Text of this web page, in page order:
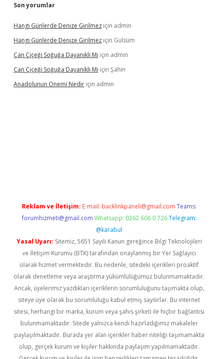
Son yorumlar
Hangi Günlerde Denize Girilmez için admin
Hangi Günlerde Denize Girilmez için Gülsüm
Çan Çiçeği Soğuğa Dayanıklı Mı için admin
Çan Çiçeği Soğuğa Dayanıklı Mı için Şahin
Anadolunun Onemi Nedir için admin
Reklam ve İletişim: E-mail: backlinkpaneli@gmail.com Teams:
forumhizmeti@gmail.com Whatsapp: 0262 606 0 726 Telegram:
@karabul
Yasal Uyarı: Sitemiz, 5651 Sayılı Kanun gereğince Bilgi Teknolojileri
ve İletişim Kurumu (BTK) tarafından onaylanmış bir Yer Sağlayıcı
olarak hizmet vermektedir. Bu nedenle, sitedeki içerikleri proaktif
olarak denetleme veya araştırma yükümlülüğümüz bulunmamaktadır.
Ancak, üyelerimiz yazdıkları içeriklerin sorumluluğunu taşımakta olup,
siteye üye olarak bu sorumluluğu kabul etmiş sayılırlar. Bu internet
sitesi, herhangi bir marka, kurum veya şahıs şirketi ile hiçbir bağlantısı
bulunmamaktadır. Sitede yalnızca kendi hazırladığımız makaleler
paylaşılmaktadır. Burada yer alan içerikler haber niteliği taşımamakta
olup, gerçek kurum ve kişiler hakkında paylaşım yapılmamaktadır.